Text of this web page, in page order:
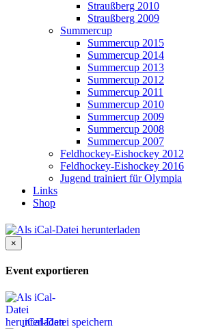
Straußberg 2010
Straußberg 2009
Summercup
Summercup 2015
Summercup 2014
Summercup 2013
Summercup 2012
Summercup 2011
Summercup 2010
Summercup 2009
Summercup 2008
Summercup 2007
Feldhockey-Eishockey 2012
Feldhockey-Eishockey 2016
Jugend trainiert für Olympia
Links
Shop
×
Event exportieren
iCal-Datei speichern